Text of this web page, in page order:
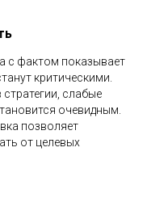
с фактом показывает
критическими.
слабые
очевидным.
позволяет
от целевых